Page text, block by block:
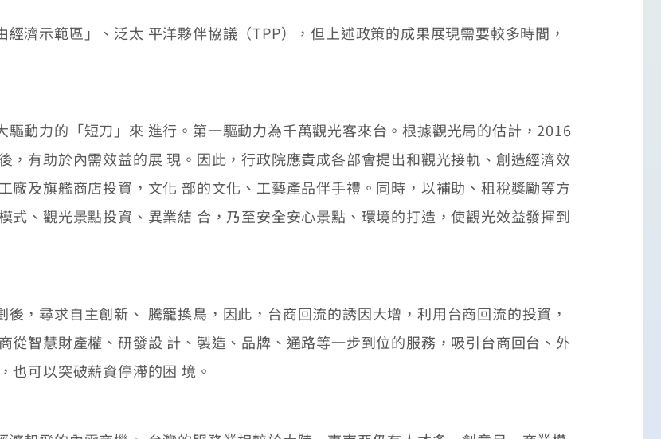
示範區」、泛太 平洋夥伴協議（TPP），但上述政策的成果展現需要較多時間，
動力的「短刀」來 進行。第一驅動力為千萬觀光客來台。根據觀光局的估計，2016
，有助於內需效益的展 現。因此，行政院應責成各部會提出和觀光接軌、創造經濟效
廠及旗艦商店投資，文化 部的文化、工藝產品伴手禮。同時，以補助、租稅獎勵等方
式、觀光景點投資、異業結 合，乃至安全安心景點、環境的打造，使觀光效益發揮到
尋求自主創新、 騰籠換鳥，因此，台商回流的誘因大增，利用台商回流的投資，
從智慧財產權、研發設 計、製造、品牌、通路等一步到位的服務，吸引台商回台、外
也可以突破薪資停滯的困 境。